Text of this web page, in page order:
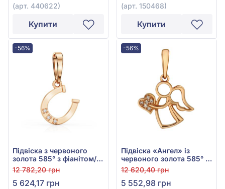
(арт. 440622)
Купити
(арт. 150468)
Купити
-56%
Підвіска з червоного
золота 585° з фіанітом/
куб.цирконієм, арт.
150289
12 782,20 грн
5 624,17 грн
-56%
Підвіска «Ангел» із
червоного золота 585° з
фіанітами, арт. 150447
12 620,40 грн
5 552,98 грн